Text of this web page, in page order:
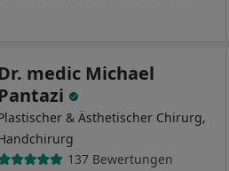
Dr. medic Michael
Pantazi
& Ästhetischer Chirurg,
137 Bewertungen